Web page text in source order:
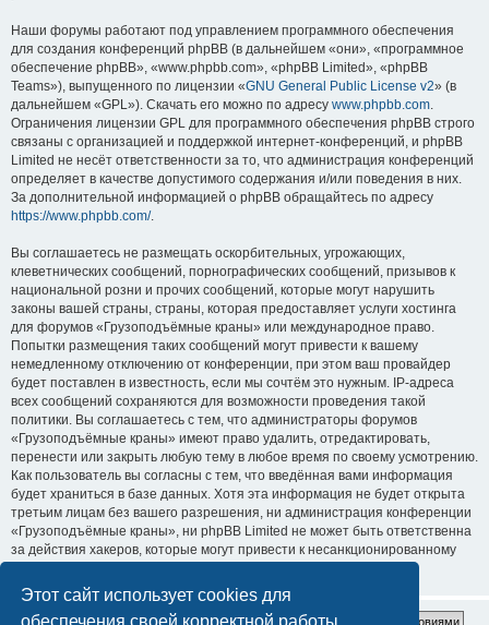
Этот сайт использует cookies для
обеспечения своей корректной работы.
Наши форумы работают под управлением программного обеспечения
для создания конференций phpBB (в дальнейшем «они», «программное
обеспечение phpBB», «www.phpbb.com», «phpBB Limited», «phpBB
Teams»), выпущенного по лицензии «GNU General Public License v2» (в
дальнейшем «GPL»). Скачать его можно по адресу www.phpbb.com.
Ограничения лицензии GPL для программного обеспечения phpBB строго
связаны с организацией и поддержкой интернет-конференций, и phpBB
Limited не несёт ответственности за то, что администрация конференций
определяет в качестве допустимого содержания и/или поведения в них.
За дополнительной информацией о phpBB обращайтесь по адресу
https://www.phpbb.com/.
Вы соглашаетесь не размещать оскорбительных, угрожающих,
клеветнических сообщений, порнографических сообщений, призывов к
национальной розни и прочих сообщений, которые могут нарушить
законы вашей страны, страны, которая предоставляет услуги хостинга
для форумов «Грузоподъёмные краны» или международное право.
Попытки размещения таких сообщений могут привести к вашему
немедленному отключению от конференции, при этом ваш провайдер
будет поставлен в известность, если мы сочтём это нужным. IP-адреса
всех сообщений сохраняются для возможности проведения такой
политики. Вы соглашаетесь с тем, что администраторы форумов
«Грузоподъёмные краны» имеют право удалить, отредактировать,
перенести или закрыть любую тему в любое время по своему усмотрению.
Как пользователь вы согласны с тем, что введённая вами информация
будет храниться в базе данных. Хотя эта информация не будет открыта
третьим лицам без вашего разрешения, ни администрация конференции
«Грузоподъёмные краны», ни phpBB Limited не может быть ответственна
за действия хакеров, которые могут привести к несанкционированному